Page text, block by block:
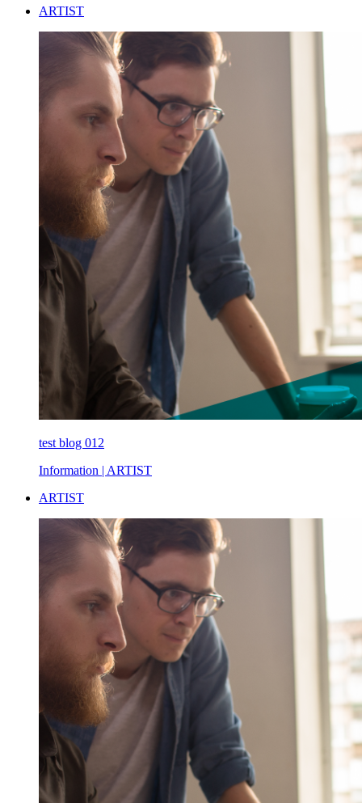
ARTIST
test blog 012
Information | ARTIST
ARTIST